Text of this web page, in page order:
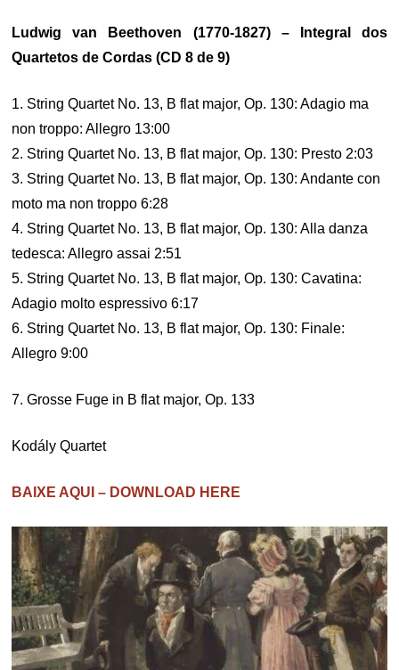
Ludwig van Beethoven (1770-1827) – Integral dos
Quartetos de Cordas (CD 8 de 9)
1. String Quartet No. 13, B flat major, Op. 130: Adagio ma
non troppo: Allegro 13:00
2. String Quartet No. 13, B flat major, Op. 130: Presto 2:03
3. String Quartet No. 13, B flat major, Op. 130: Andante con
moto ma non troppo 6:28
4. String Quartet No. 13, B flat major, Op. 130: Alla danza
tedesca: Allegro assai 2:51
5. String Quartet No. 13, B flat major, Op. 130: Cavatina:
Adagio molto espressivo 6:17
6. String Quartet No. 13, B flat major, Op. 130: Finale:
Allegro 9:00
7. Grosse Fuge in B flat major, Op. 133
Kodály Quartet
BAIXE AQUI – DOWNLOAD HERE